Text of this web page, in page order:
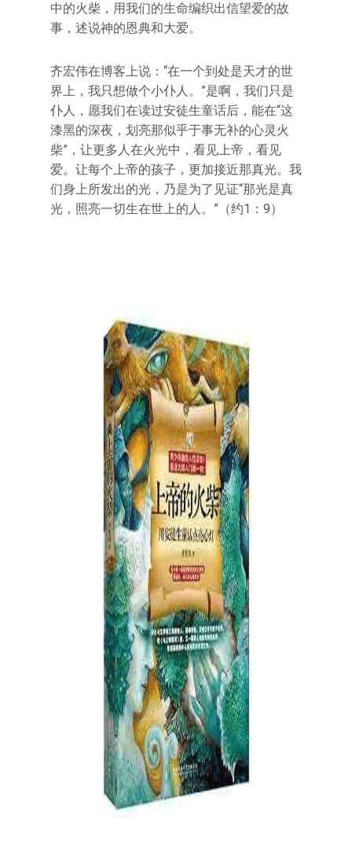
中的火柴，用我们的生命编织出信望爱的故
事，述说神的恩典和大爱。
齐宏伟在博客上说：“在一个到处是天才的世
界上，我只想做个小仆人。”是啊，我们只是
仆人，愿我们在读过安徒生童话后，能在“这
漆黑的深夜，划亮那似乎于事无补的心灵火
柴”，让更多人在火光中，看见上帝，看见
爱。让每个上帝的孩子，更加接近那真光。我
们身上所发出的光，乃是为了见证“那光是真
光，照亮一切生在世上的人。”（约1：9）